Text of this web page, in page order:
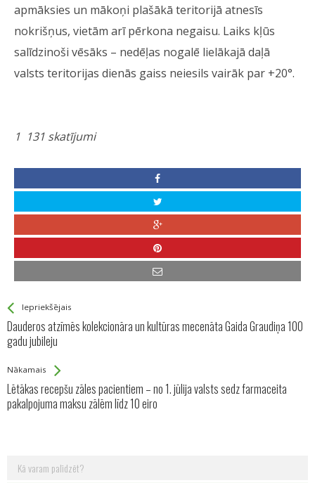
apmāksies un mākoņi plašākā teritorijā atnesīs
nokrišņus, vietām arī pērkona negaisu. Laiks kļūs
salīdzinoši vēsāks – nedēļas nogalē lielākajā daļā
valsts teritorijas dienās gaiss neiesils vairāk par +20°.
1 131 skatījumi
See more
Iepriekšējais
Dauderos atzīmēs kolekcionāra un kultūras mecenāta Gaida Graudiņa 100
gadu jubileju
Back
All
Entries
Nākamais
Lētākas recepšu zāles pacientiem – no 1. jūlija valsts sedz farmaceita
pakalpojuma maksu zālēm līdz 10 eiro
Meklēt: